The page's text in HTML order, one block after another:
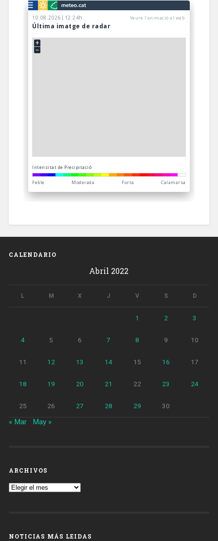
CALENDARIO
Abril 2022
L M X J V S D
1 2 3
4 5 6 7 8 9 10
11 12 13 14 15 16 17
18 19 20 21 22 23 24
25 26 27 28 29 30
« Mar May »
ARCHIVOS
Archivos
NOTICIAS MÁS LEIDAS